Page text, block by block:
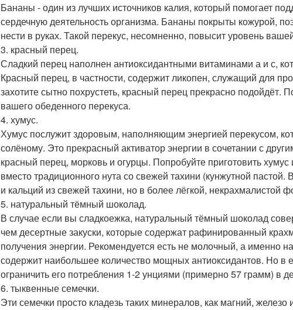
Бананы - один из лучших источников калия, который помогает
сердечную деятельность организма. Бананы покрыты кожурой,
нести в руках. Такой перекус, несомненно, повысит уровень
3. красный перец.
Сладкий перец наполнен антиоксидантными витаминами а и с,
Красный перец, в частности, содержит ликопен, служащий для
захотите сытно похрустеть, красный перец прекрасно подойдёт.
вашего обеденного перекуса.
4. хумус.
Хумус послужит здоровым, наполняющим энергией перекусом,
солёному. Это прекрасный активатор энергии в сочетании с
красный перец, морковь и огурцы. Попробуйте приготовить хумус
вместо традиционного нута со свежей тахини (кунжутной
и кальций из свежей тахини, но в более лёгкой, некрахмалистой
5. натуральный тёмный шоколад.
В случае если вы сладкоежка, натуральный тёмный шоколад
чем десертные закуски, которые содержат рафинированный
получения энергии. Рекомендуется есть не молочный, а именно
содержит наибольшее количество мощных антиоксидантов. Но в
ограничить его потребления 1-2 унциями (примерно 57 грамм) в
6. тыквенные семечки.
Эти семечки просто кладезь таких минералов, как магний,